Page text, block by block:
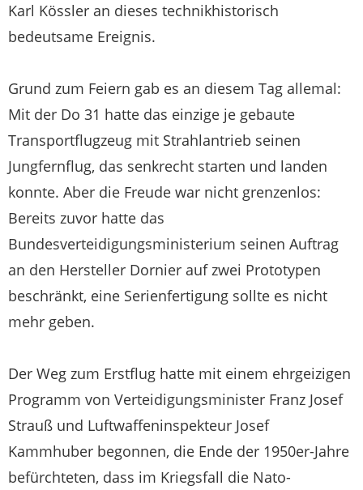
Karl Kössler an dieses technikhistorisch
bedeutsame Ereignis.
Grund zum Feiern gab es an diesem Tag allemal:
Mit der Do 31 hatte das einzige je gebaute
Transportflugzeug mit Strahlantrieb seinen
Jungfernflug, das senkrecht starten und landen
konnte. Aber die Freude war nicht grenzenlos:
Bereits zuvor hatte das
Bundesverteidigungsministerium seinen Auftrag
an den Hersteller Dornier auf zwei Prototypen
beschränkt, eine Serienfertigung sollte es nicht
mehr geben.
Der Weg zum Erstflug hatte mit einem ehrgeizigen
Programm von Verteidigungsminister Franz Josef
Strauß und Luftwaffeninspekteur Josef
Kammhuber begonnen, die Ende der 1950er-Jahre
befürchteten, dass im Kriegsfall die Nato-